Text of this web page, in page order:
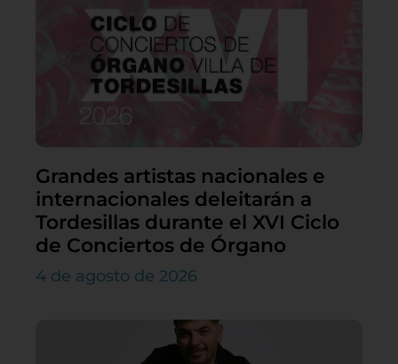
Grandes artistas nacionales e
internacionales deleitarán a
Tordesillas durante el XVI Ciclo
de Conciertos de Órgano
4 de agosto de 2026